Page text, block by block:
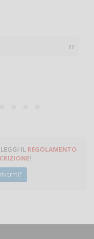
tornare a
fammi sapere.
IL REGOLAMENTO
!